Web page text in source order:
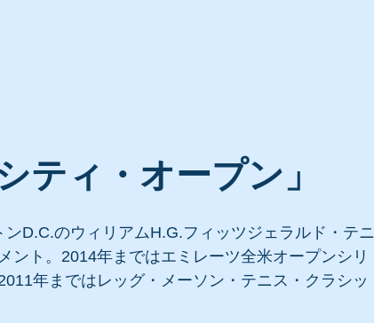
ティ・オープン」
D.C.のウィリアムH.G.フィッツジェラルド・テニ
ント。2014年まではエミレーツ全米オープンシリ
年まではレッグ・メーソン・テニス・クラシッ